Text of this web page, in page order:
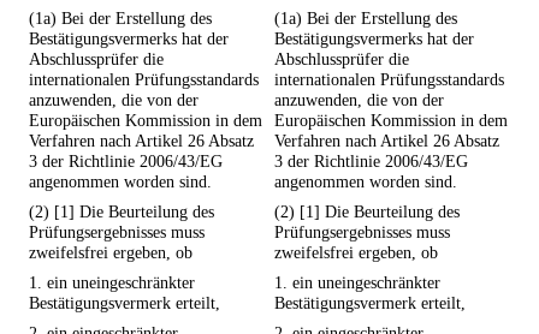
(1a) Bei der Erstellung des
Bestätigungsvermerks hat der
Abschlussprüfer die
internationalen Prüfungsstandards
anzuwenden, die von der
Europäischen Kommission in dem
Verfahren nach Artikel 26 Absatz
3 der Richtlinie 2006/43/EG
angenommen worden sind.
(1a) Bei der Erstellung des
Bestätigungsvermerks hat der
Abschlussprüfer die
internationalen Prüfungsstandards
anzuwenden, die von der
Europäischen Kommission in dem
Verfahren nach Artikel 26 Absatz
3 der Richtlinie 2006/43/EG
angenommen worden sind.
(2) [1] Die Beurteilung des
Prüfungsergebnisses muss
zweifelsfrei ergeben, ob
(2) [1] Die Beurteilung des
Prüfungsergebnisses muss
zweifelsfrei ergeben, ob
1. ein uneingeschränkter
Bestätigungsvermerk erteilt,
1. ein uneingeschränkter
Bestätigungsvermerk erteilt,